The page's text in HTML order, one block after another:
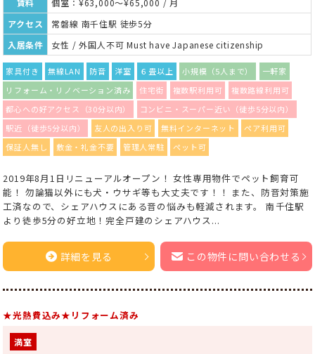
賃料
個室：¥63,000～¥65,000 / 月
アクセス
常磐線 南千住駅 徒歩5分
入居条件
女性 / 外国人不可 Must have Japanese citizenship
家具付き 無線LAN 防音 洋室 ６畳以上 小規模（5人まで）
一軒家
リフォーム・リノベーション済み
住宅街 複数駅利用可
複数路線利用可
都心への好アクセス（30分以内）
コンビニ・スーパー近い（徒歩5分以内）
駅近（徒歩5分以内）
友人の出入り可 無料インターネット
ペア利用可
保証人無し
敷金・礼金不要 管理人常駐 ペット可
2019年8月1日リニューアルオープン！ 女性専用物件でペット飼育可
能！ 勿論猫以外にも犬・ウサギ等も大丈夫です！！ また、防音対策施
工済なので、シェアハウスにある音の悩みも軽減されます。 南千住駅
より徒歩5分の好立地！完全戸建のシェアハウス...
詳細を見る この物件に問い合わせる
★光熱費込み★リフォーム済み
満室